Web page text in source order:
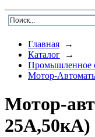
Главная →
Каталог →
Промышленное
Мотор-
Мотор-
25А,50кА)